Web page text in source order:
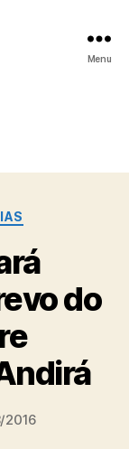
Menu
do
2016